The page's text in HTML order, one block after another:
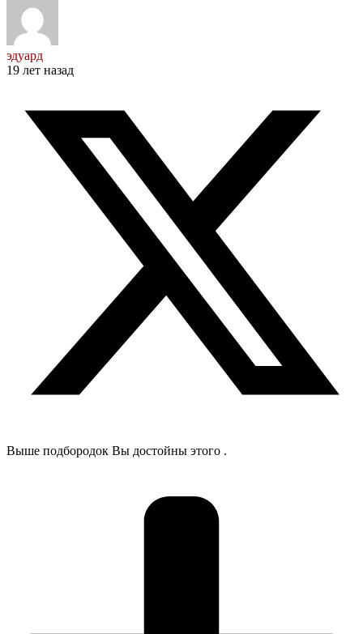
эдуард
19 лет назад
Выше подбородок Вы достойны этого .